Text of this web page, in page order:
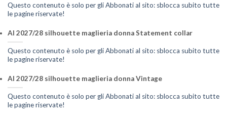
Questo contenuto è solo per gli Abbonati al sito: sblocca subito tutte
le pagine riservate!
AI 2027/28 silhouette maglieria donna Statement collar
Questo contenuto è solo per gli Abbonati al sito: sblocca subito tutte
le pagine riservate!
AI 2027/28 silhouette maglieria donna Vintage
Questo contenuto è solo per gli Abbonati al sito: sblocca subito tutte
le pagine riservate!